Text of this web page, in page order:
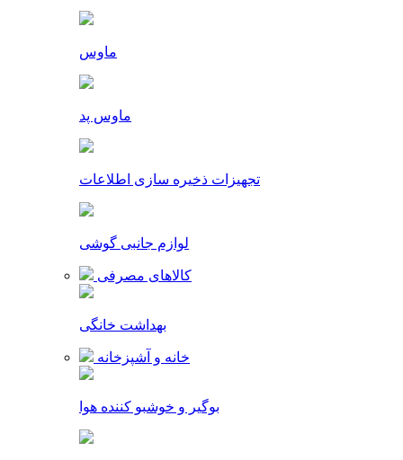
ماوس
ماوس پد
تجهیزات ذخیره سازی اطلاعات
لوازم جانبی گوشی
کالاهای مصرفی
بهداشت خانگی
خانه و آشپزخانه
بوگیر و خوشبو کننده هوا